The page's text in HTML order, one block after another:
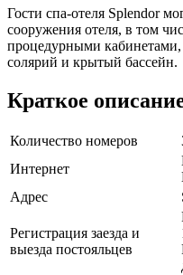
Гости спа-отеля Splendor
сооружения отеля, в том
процедурными
солярий и крытый бассейн.
Краткое
Количество номеров
Интернет
Адрес
Регистрация заезда и
выезда постояльцев